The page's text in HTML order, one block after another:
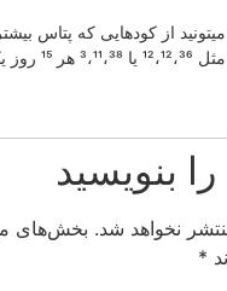
از کودهایی که پتاس بیشتری
بنویسید
شد. بخش‌های